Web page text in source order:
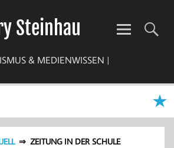
Steinhau
& MEDIENWISSEN |
ZEITUNG IN DER SCHULE